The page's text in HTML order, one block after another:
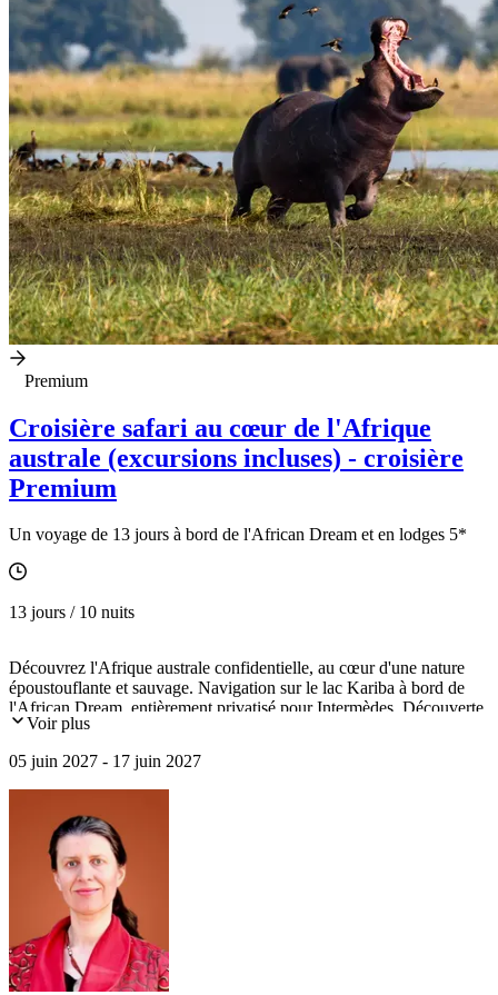
Premium
Croisière safari au cœur de l'Afrique
australe (excursions incluses) - croisière
Premium
Un voyage de 13 jours à bord de l'African Dream et en lodges 5*
13 jours / 10 nuits
Découvrez l'Afrique australe confidentielle, au cœur d'une nature
époustouflante et sauvage. Navigation sur le lac Kariba à bord de
l'African Dream, entièrement privatisé pour Intermèdes. Découverte
des parcs nationaux de Chobe et Matusadona. Survol des chutes
Voir plus
05 juin 2027 - 17 juin 2027